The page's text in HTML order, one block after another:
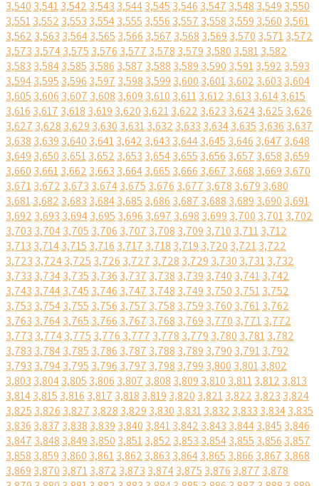
3,540 3,5413,542 3,543 3,5443,545 3,546 3,547 3,548 3,549 3,550
3,5513,552 3,553 3,5543,555 3,556 3,557 3,558 3,559 3,560 3,561
3,562 3,563 3,5643,565 3,566 3,567 3,568 3,569 3,570 3,5713,572
3,573 3,5743,575 3,576 3,577 3,578 3,579 3,580 3,5813,582
3,583 3,5843,585 3,586 3,587 3,588 3,589 3,590 3,5913,592 3,593
3,5943,595 3,596 3,597 3,598 3,599 3,600 3,6013,602 3,603 3,604
3,605 3,606 3,607 3,608 3,609 3,610 3,6113,612 3,613 3,6143,615
3,616 3,617 3,618 3,619 3,620 3,6213,622 3,623 3,6243,625 3,626
3,627 3,628 3,629 3,630 3,6313,632 3,633 3,6343,635 3,636 3,637
3,638 3,639 3,640 3,6413,642 3,643 3,6443,645 3,646 3,647 3,648
3,649 3,650 3,6513,652 3,653 3,6543,655 3,656 3,657 3,658 3,659
3,660 3,6613,662 3,663 3,6643,665 3,666 3,667 3,668 3,669 3,670
3,6713,672 3,673 3,6743,675 3,676 3,677 3,678 3,679 3,680
3,6813,682 3,683 3,6843,685 3,686 3,687 3,688 3,689 3,690 3,691
3,692 3,693 3,6943,695 3,696 3,697 3,698 3,699 3,700 3,7013,702
3,703 3,7043,705 3,706 3,707 3,708 3,709 3,710 3,7113,712
3,713 3,7143,715 3,716 3,717 3,718 3,719 3,720 3,7213,722
3,723 3,7243,725 3,726 3,727 3,728 3,729 3,730 3,7313,732
3,733 3,7343,735 3,736 3,737 3,738 3,739 3,740 3,7413,742
3,743 3,7443,745 3,746 3,747 3,748 3,749 3,750 3,7513,752
3,753 3,7543,755 3,756 3,757 3,758 3,759 3,760 3,7613,762
3,763 3,7643,765 3,766 3,767 3,768 3,769 3,770 3,7713,772
3,773 3,7743,775 3,776 3,777 3,778 3,779 3,780 3,7813,782
3,783 3,7843,785 3,786 3,787 3,788 3,789 3,790 3,7913,792
3,793 3,7943,795 3,796 3,797 3,798 3,799 3,800 3,8013,802
3,803 3,8043,805 3,806 3,807 3,808 3,809 3,810 3,8113,812 3,813
3,8143,815 3,816 3,817 3,818 3,819 3,820 3,8213,822 3,823 3,824
3,825 3,826 3,827 3,828 3,829 3,830 3,8313,832 3,833 3,8343,835
3,836 3,837 3,838 3,839 3,840 3,8413,842 3,843 3,8443,845 3,846
3,847 3,848 3,849 3,850 3,8513,852 3,853 3,8543,855 3,856 3,857
3,858 3,859 3,860 3,8613,862 3,863 3,8643,865 3,866 3,867 3,868
3,869 3,870 3,8713,872 3,873 3,8743,875 3,876 3,877 3,878